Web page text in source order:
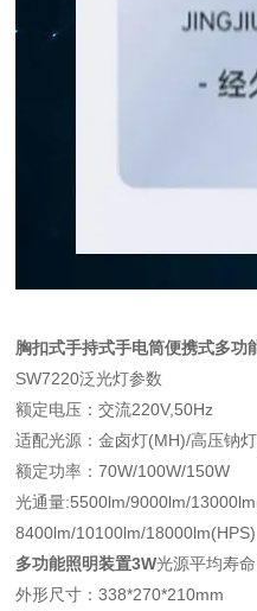
胸扣式手持式手电筒便携式多功
SW7220泛光灯参数
额定电压：交流220V,50Hz
适配光源：金卤灯(MH)/高压钠
额定功率：70W/100W/150W
光通量:5500lm/9000lm/
8400lm/10100lm/18000lm(HPS)
多功能照明装置3W光源平均寿
外形尺寸：338*270*210mm